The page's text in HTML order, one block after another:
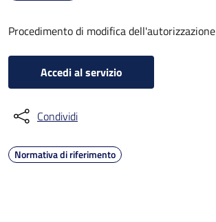
Procedimento di modifica dell'autorizzazione
Accedi al servizio
Condividi
Normativa di riferimento